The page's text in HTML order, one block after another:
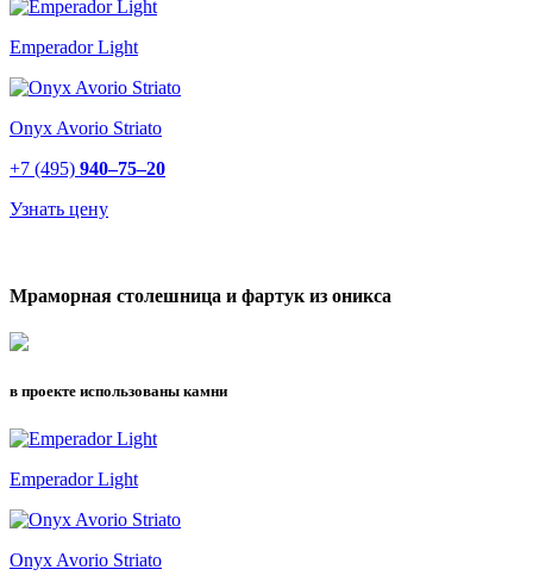
Emperador Light
Onyx Avorio Striato
+7 (495) 940–75–20
Узнать цену
Мраморная столешница и фартук из оникса
в проекте использованы камни
Emperador Light
Onyx Avorio Striato